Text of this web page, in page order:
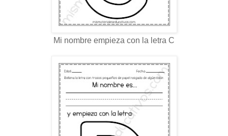
Mi nombre empieza con la letra C